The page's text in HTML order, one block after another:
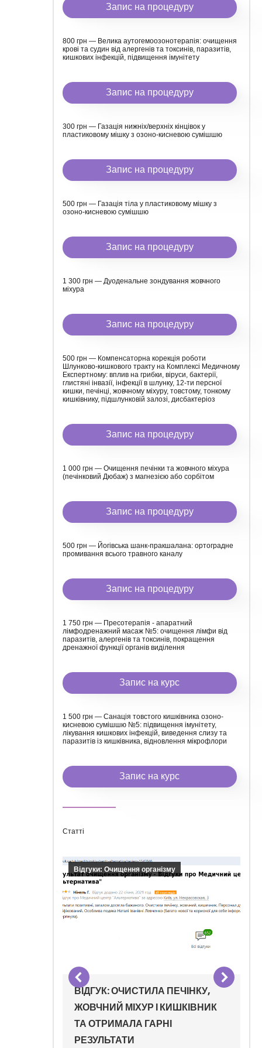
Запис на процедуру
800 грн — Велика аутогемоозонотерапія: очищення
крові та судин від алергенів та токсинів, паразитів,
кишкових інфекцій, підвищення імунітету
Запис на процедуру
300 грн — Газація нижніх/верхніх кінцівок у
пластиковому мішку з озоно-кисневою сумішшю
Запис на процедуру
500 грн — Газація тіла у пластиковому мішку з
озоно-кисневою сумішшю
Запис на процедуру
1 300 грн — Дуоденальне зондування жовчного
міхура
Запис на процедуру
500 грн — Компенсаторна корекція роботи
Шлунково-кишкового тракту на Комплексі Медичному
Експертному: вплив на грибки, віруси, бактерії,
глистяні інвазії, інфекції в шлунку, 12-ти персної
кишки, печінці, жовчному міхуру, товстому, тонкому
кишківнику, підшлунковій залозі, дисбактеріоз
Запис на процедуру
1 000 грн — Очищення печінки та жовчного міхура
(печінковий Дюбаж) з магнезією або сорбітом
Запис на процедуру
500 грн — Йогівська шанк-пракшалана: ортоградне
промивання всього травного каналу
Запис на процедуру
1 750 грн — Пресотерапія - апаратний
лімфодренажний масаж №5: очищення лімфи від
паразитів, алергенів та токсинів, покращення
дренажної функції органів виділення
Запис на курс
1 500 грн — Санація товстого кишківника озоно-
кисневою сумішшю №5: підвищення імунітету,
лікування кишкових інфекцій, виведення слизу та
паразитів із кишківника, відновлення мікрофлори
Запис на курс
Статті
Відгуки: Очищення організму
ВІДГУК: ОЧИСТИЛА ПЕЧІНКУ,
ЖОВЧНИЙ МІХУР І КИШКІВНИК
ТА ОТРИМАЛА ГАРНІ
РЕЗУЛЬТАТИ